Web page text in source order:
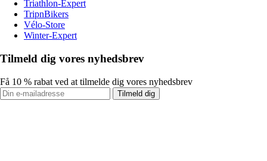
Triathlon-Expert
TripnBikers
Vélo-Store
Winter-Expert
Tilmeld dig vores nyhedsbrev
Få 10 % rabat ved at tilmelde dig vores nyhedsbrev
Tilmeld dig